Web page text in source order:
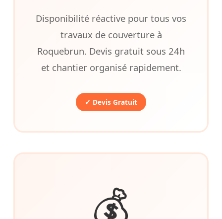
Disponibilité réactive pour tous vos
travaux de couverture à
Roquebrun. Devis gratuit sous 24h
et chantier organisé rapidement.
✓ Devis Gratuit
💰